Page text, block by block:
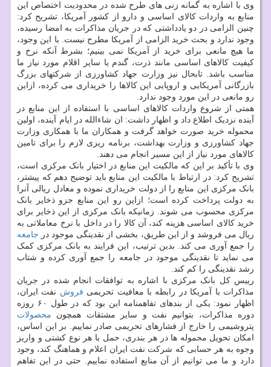
وی با اشاره به گمانه زنی های طرح شده در محدودیت اختصاص این
منابع به واردات کالای اساسی و دارو از کشور آمریکا، تشریح کرد:
چنین الزامی در دو یادداشتی که در جریان مذاکرات به امضا رسیده،
وجود ندارد و بحث خرید الزامی از آمریکا مطرح نیست. با این وجود،
ما هیچ مانعی برای خرید از آمریکا نمی بینیم؛ بشرط آنکه نرخ و
کیفیت کالاهای اساسی مانند ذرت، گندم یا سایر اقلام مورد نیاز ما
مناسب باشد. تابحال نیز وزارت جهاد کشاورزی از شرکتهای بزرگ
بازرگانی آمریکایی و اروپایی این کالاها را خریداری می کرده، ازاین
رو مانعی در این مورد وجود ندارد.
همتی از شروع واردات کالاهای اساسی با استفاده از این منابع در
آینده نزدیک اطلاع داد و اظهار داشت: ان شاءالله در ایام آینده، اولین
محموله خرید صورت خواهد گرفت و همکاران ما با همکاری وزارت
جهاد کشاورزی و وزارت بهداشت، برنامه ریزی لازم را برای تامین
کالاهای مورد نیاز از این مسیر انجام می دهند.
وی با تأکید بر این که مالکیت این منابع در اختیار بانک مرکزی است،
تشریح کرد: در ارتباط با مالکیت این منابع باید توضیح دهم که پیشتر،
بانک مرکزی این منابع را از دولت خریداری نموده و معادل ریالی آنرا
به دولت پرداخت کرده است؛ ازاین رو این منابع جزو ذخایر بانک
مرکزی محسوب می شوند. زمانیکه بانک مرکزی از این ذخایر برای
خرید کالای اساسی هزینه کند، آن کالا را در داخل با نرخ معاملاتی به
ریال می فروشد و از این طریق، بخشی از نقدینگی موجود در جامعه
را جمع آوری می کند. بدین ترتیب، این فرایند به بانک مرکزی کمک
می نماید تا نقدینگی موجود در جامعه را جمع آوری کرده و شتاب
رشد نقدینگی را کم کند.
رییس کل بانک مرکزی با اشاره به توافقات انجام شده در جریان
مذاکرات با آمریکا در رابطه با معافیت تحریمی فروش نفت ایران،
اظهار نمود: یکی از بندهای تفاهمنامه این بود که در طول ۶۰ روزه
دوره مذاکرات، بتوانیم نفت و سایر مشتقات همچون محصولات
پتروشیمی را خارج از فشارهای تحریمی صادر نماییم. بر این اساس،
امکان تحویل محموله ها در هر بندری، حمل با هر نوع کشتی و واریز
وجوه به هر حسابی که شرکت نفت ایران اعلام و هماهنگ کند، وجود
دارد و ما می توانیم از آن منابع استفاده نماییم. حتی در این تفاهم